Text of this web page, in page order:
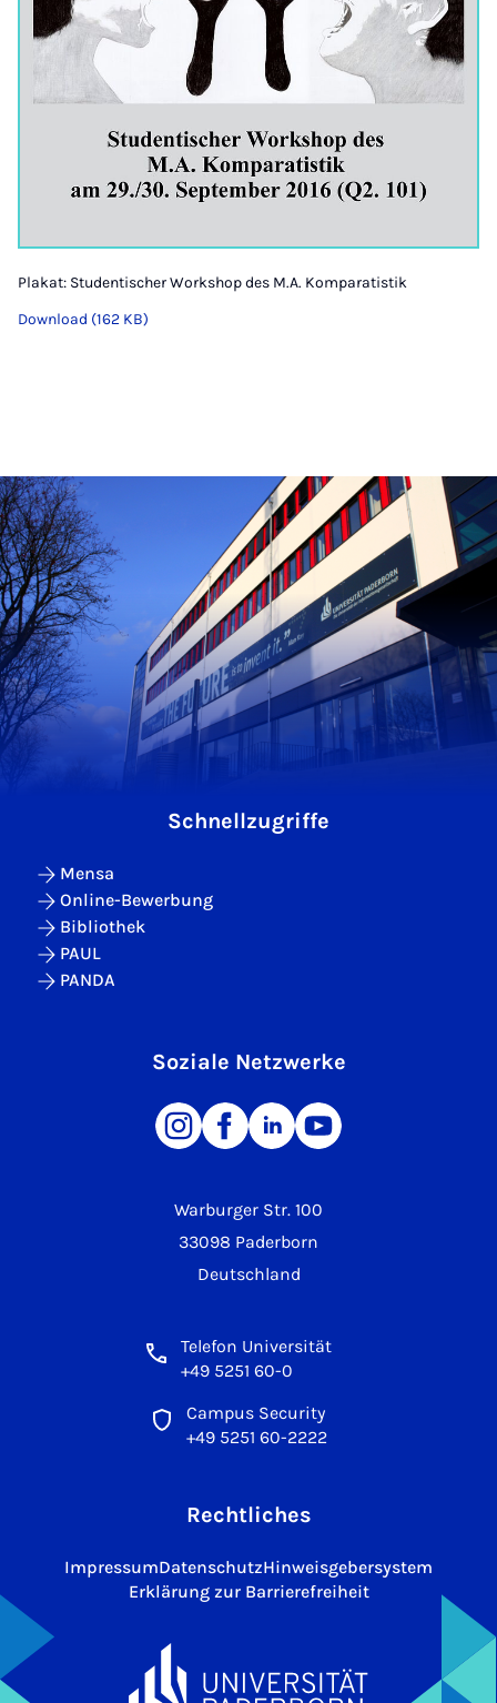
Plakat: Studentischer Workshop des M.A. Komparatistik
Download (162 KB)
Warburger Str. 100
33098 Paderborn
Deutschland
Telefon Universität
+49 5251 60-0
Campus Security
+49 5251 60-2222
Schnellzugriffe
Mensa
Online-Bewerbung
Bibliothek
PAUL
PANDA
Soziale Netzwerke
Rechtliches
ImpressumDatenschutzHinweisgebersystem
Erklärung zur Barrierefreiheit